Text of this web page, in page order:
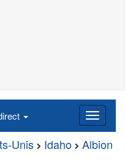
Unis Idaho Albion